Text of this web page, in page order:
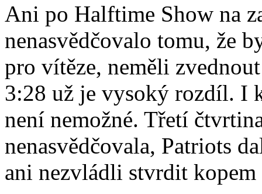
Ani po Halftime Show na
nenasvědčovalo tomu, že
pro vítěze, neměli
3:28 už je vysoký rozdíl. I
není nemožné. Třetí
nenasvědčovala, Patriots
ani nezvládli stvrdit